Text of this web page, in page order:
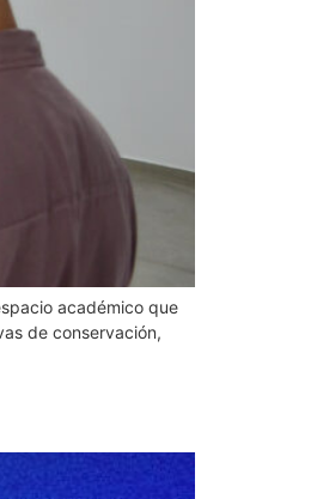
académico que
de conservación,